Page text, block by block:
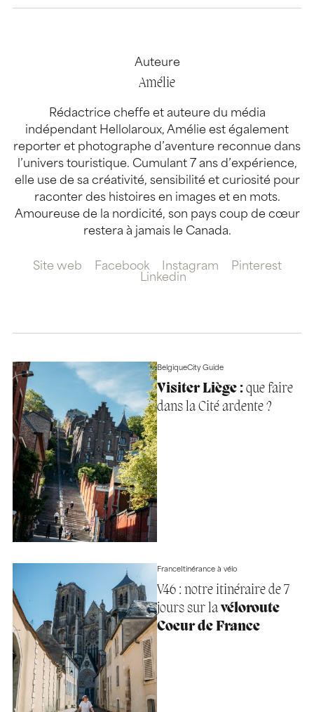
Auteure
Amélie
Rédactrice cheffe et auteure du média
indépendant Hellolaroux, Amélie est également
reporter et photographe d’aventure reconnue dans
l’univers touristique. Cumulant 7 ans d’expérience,
elle use de sa créativité, sensibilité et curiosité pour
raconter des histoires en images et en mots.
Amoureuse de la nordicité, son pays coup de cœur
restera à jamais le Canada.
Site web Facebook Instagram
Pinterest
Linkedin
BelgiqueCity Guide
Visiter Liège :que faire
dans la Cité ardente ?
FranceItinérance à vélo
V46 : notre itinéraire de 7
jours sur lavéloroute
Coeur de France